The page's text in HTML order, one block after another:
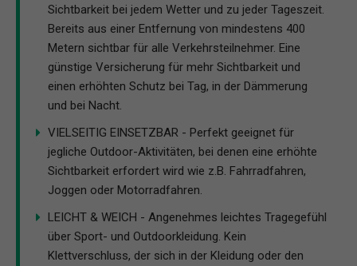
Sichtbarkeit bei jedem Wetter und zu jeder Tageszeit.
Bereits aus einer Entfernung von mindestens 400
Metern sichtbar für alle Verkehrsteilnehmer. Eine
günstige Versicherung für mehr Sichtbarkeit und
einen erhöhten Schutz bei Tag, in der Dämmerung
und bei Nacht.
VIELSEITIG EINSETZBAR - Perfekt geeignet für
jegliche Outdoor-Aktivitäten, bei denen eine erhöhte
Sichtbarkeit erfordert wird wie z.B. Fahrradfahren,
Joggen oder Motorradfahren.
LEICHT & WEICH - Angenehmes leichtes Tragegefühl
über Sport- und Outdoorkleidung. Kein
Klettverschluss, der sich in der Kleidung oder den